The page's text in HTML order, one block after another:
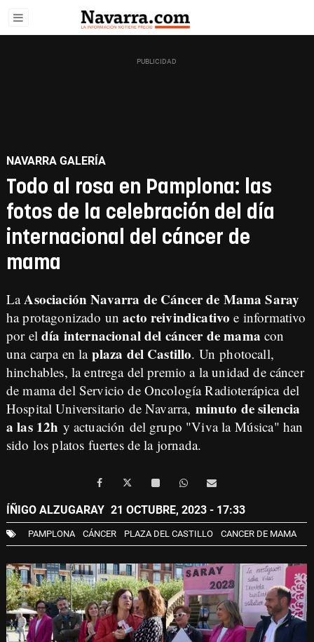
NAVARRA GALERÍA
Todo al rosa en Pamplona: las
fotos de la celebración del día
internacional del cáncer de
mama
LaAsociación Navarra de Cáncer de Mama Saray
ha protagonizado un acto reivindicativo e informativo
por eldía internacional del cáncer de mama con
una carpa en la plaza del Castillo. Un photocall,
hinchables, la entrega del premio a la unidad de cáncer
de mama del Servicio de Oncología Radioterápica del
Hospital Universitario de Navarra, minuto de silencia
a las 12h y actuación del grupo "Viva la Música" han
sido los platos fuertes de la jornada.
ÍÑIGO ALZUGARAY 21 OCTUBRE, 2023 - 17:33
PAMPLONA CÁNCER PLAZA DEL CASTILLO CANCER DE MAMA